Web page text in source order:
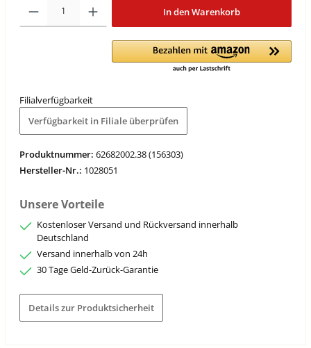
In den Warenkorb
Filialverfügbarkeit
Verfügbarkeit in Filiale überprüfen
Produktnummer: 62682002.38 (156303)
Hersteller-Nr.: 1028051
Unsere Vorteile
Kostenloser Versand und Rückversand innerhalb
Deutschland
Versand innerhalb von 24h
30 Tage Geld-Zurück-Garantie
Details zur Produktsicherheit